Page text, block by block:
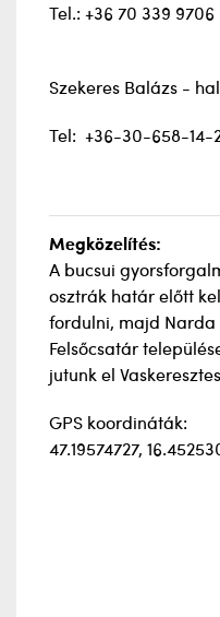
Tel.: +36 70 339 9706
Szekeres Balázs -
Tel: +36-30-658-14-
Megközelítés:
A bucsui
osztrák határ előtt
fordulni, majd Narda
Felsőcsatár
jutunk el
GPS koordináták:
47.19574727,